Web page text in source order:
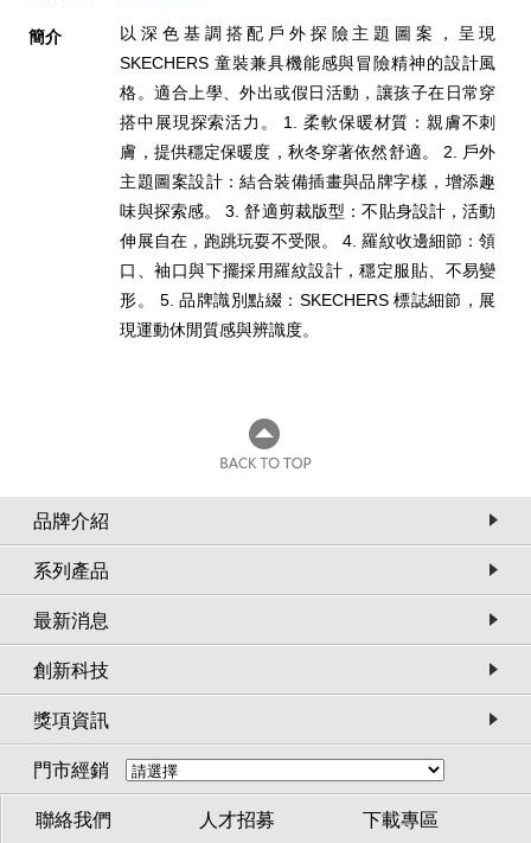
簡介
以深色基調搭配戶外探險主題圖案，呈現
SKECHERS 童裝兼具機能感與冒險精神的設計風
格。適合上學、外出或假日活動，讓孩子在日常穿
搭中展現探索活力。 1. 柔軟保暖材質：親膚不刺
膚，提供穩定保暖度，秋冬穿著依然舒適。 2. 戶外
主題圖案設計：結合裝備插畫與品牌字樣，增添趣
味與探索感。 3. 舒適剪裁版型：不貼身設計，活動
伸展自在，跑跳玩耍不受限。 4. 羅紋收邊細節：領
口、袖口與下擺採用羅紋設計，穩定服貼、不易變
形。 5. 品牌識別點綴：SKECHERS 標誌細節，展
現運動休閒質感與辨識度。
品牌介紹
系列產品
最新消息
創新科技
獎項資訊
門市經銷
聯絡我們 人才招募 下載專區